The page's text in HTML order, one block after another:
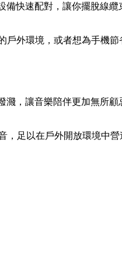
快速配對，讓你擺脫線
戶外環境，或者想為手機
濺，讓音樂陪伴更加無所
，足以在戶外開放環境中